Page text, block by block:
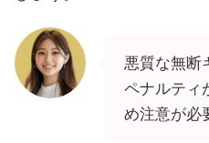
悪質な無断
ペナルティ
め注意が必